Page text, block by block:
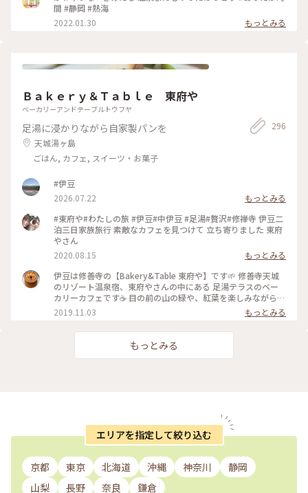
ツふかふかでした😍 商店街には美味しそうなお店が たくさん
💕 お昼ご飯を求めて路地裏散策へ♪ 行きの新幹線から タイミ
ングよく雲の切れた 富士山も綺麗に見えて 幸先のいいスター
レトロ #レトロ商店街 #昭和レトロな商店街 #桜井商店温泉ま
グルメ #食べ歩き #旅のごはん #富士山 #熱海駅 #熱海 #熱海市
#静岡県 #静岡
ってしまった🤣 そこからちょっと足を伸ばしてお散歩♪ 地図
で見ると桜並木まで徒歩で20分ほどとしか書いてなかったの
で、平地を歩くのかと思ったら、海に向けてずっと下り坂！
っててびっくり！周辺にもお店がいっばいあったので、こっち
だったので、バスで熱海駅まで帰って来ちゃった😂 #熱海温泉
#熱海旅行 #熱海スイーツ #ことりっぷ静岡
間 #静岡 #熱海
2022.01.30
もっとみる
Ｂａｋｅｒｙ＆Ｔａｂｌｅ 東府や
ベーカリーアンドテーブルトウフヤ
足湯に浸かりながら自家製パンを
天城湯ヶ島
ごはん, カフェ, スイーツ・お菓子
296
#伊豆
2026.07.22
もっとみる
#東府や#わたしの旅 #伊豆#中伊豆 #足湯#贅沢#修禅寺 伊豆二
泊三日家族旅行 素敵なカフェを見つけて 立ち寄りました 東府
やさん
2020.08.15
もっとみる
伊豆は修善寺の【Bakery&Table 東府や】です🌱 修善寺天城
のリゾート温泉宿、東府やさんの中にある 足湯テラスのベー
カリーカフェです☕️ 目の前の山の緑や、紅葉を楽しみながら、
吉奈温泉の足湯に浸かって、 美味しいパンをいただけます🥐🥪
足湯ベーカリーカフェはもちろん、 大正時代を感じられるレ
トロな喫茶の大正館など、 広い敷地内に、色んな施設があって
お散歩しながらいろいろ楽しめます✨ ベーカリーのパンは、季
節によってメニューが変わったり、美味しいパンがたくさんあ
2019.11.03 もっとみる
もっとみる
エリアを指定して絞り込む
京都 東京 北海道 沖縄 神奈川
静岡
山梨
長野 奈良 鎌倉